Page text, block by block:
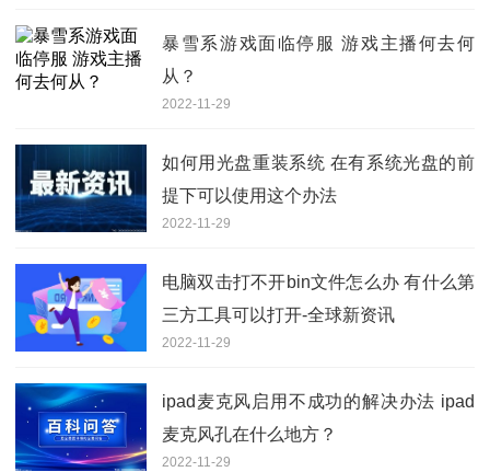
暴雪系游戏面临停服 游戏主播何去何
从？
2022-11-29
如何用光盘重装系统 在有系统光盘的前
提下可以使用这个办法
2022-11-29
电脑双击打不开bin文件怎么办 有什么第
三方工具可以打开-全球新资讯
2022-11-29
ipad麦克风启用不成功的解决办法 ipad
麦克风孔在什么地方？
2022-11-29